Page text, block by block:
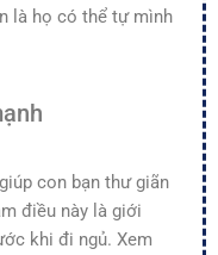
là họ có thể tự mình
con bạn thư giãn
điều này là giới
khi đi ngủ. Xem